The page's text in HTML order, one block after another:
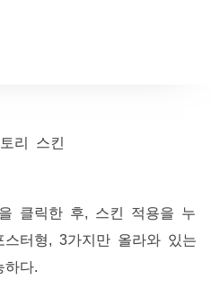
클릭한 후, 스킨 적용을 누
터형, 3가지만 올라와 있는
하다.